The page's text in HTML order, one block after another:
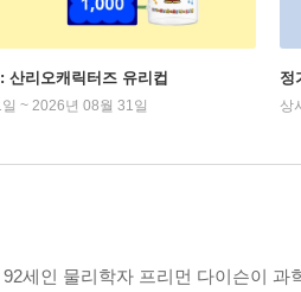
산리오캐릭터즈 유리컵
~ 2026년 08월 31일
정
상
세인 물리학자 프리먼 다이슨이